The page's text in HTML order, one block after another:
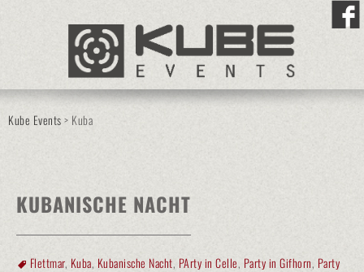
Kube Events> Kuba
KUBANISCHE NACHT
Flettmar, Kuba, Kubanische Nacht, PArty in Celle, Party in Gifhorn, Party